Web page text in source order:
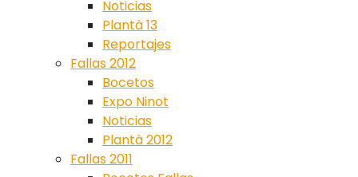
Noticias
Plantà 13
Reportajes
Fallas 2012
Bocetos
Expo Ninot
Noticias
Plantà 2012
Fallas 2011